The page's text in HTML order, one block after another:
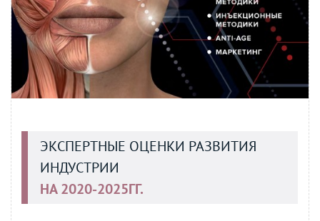
ЭКСПЕРТНЫЕ ОЦЕНКИ РАЗВИТИЯ
ИНДУСТРИИ
НА 2020-2025ГГ.